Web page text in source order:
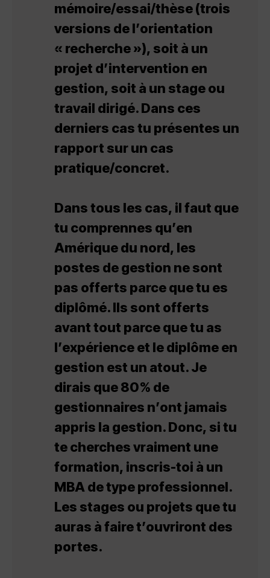
mémoire/essai/thèse (trois
versions de l’orientation
« recherche »), soit à un
projet d’intervention en
gestion, soit à un stage ou
travail dirigé. Dans ces
derniers cas tu présentes un
rapport sur un cas
pratique/concret.
Dans tous les cas, il faut que
tu comprennes qu’en
Amérique du nord, les
postes de gestion ne sont
pas offerts parce que tu es
diplômé. Ils sont offerts
avant tout parce que tu as
l’expérience et le diplôme en
gestion est un atout. Je
dirais que 80% de
gestionnaires n’ont jamais
appris la gestion. Donc, si tu
te cherches vraiment une
formation, inscris-toi à un
MBA de type professionnel.
Les stages ou projets que tu
auras à faire t’ouvriront des
portes.